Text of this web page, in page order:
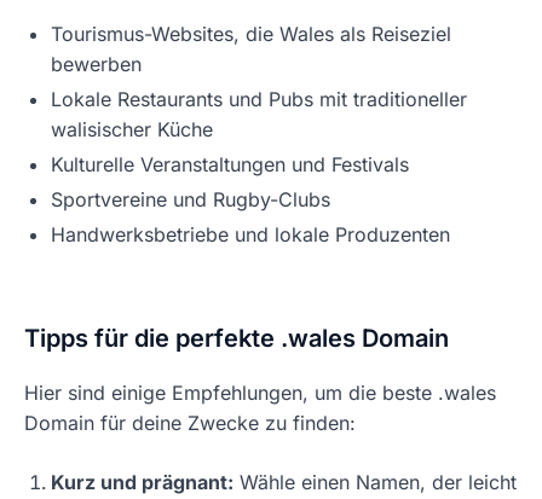
Tourismus-Websites, die Wales als Reiseziel
bewerben
Lokale Restaurants und Pubs mit traditioneller
walisischer Küche
Kulturelle Veranstaltungen und Festivals
Sportvereine und Rugby-Clubs
Handwerksbetriebe und lokale Produzenten
Tipps für die perfekte .wales Domain
Hier sind einige Empfehlungen, um die beste .wales
Domain für deine Zwecke zu finden:
Kurz und prägnant: Wähle einen Namen, der leicht